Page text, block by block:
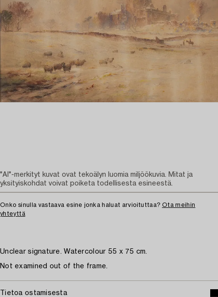
Onko sinulla vastaava esine jonka haluat arvioituttaa? Ota meihin
yhteyttä
Unclear signature. Watercolour 55 x 75 cm.
Not examined out of the frame.
Tietoa ostamisesta
"AI"-merkityt kuvat ovat tekoälyn luomia miljöökuvia. Mitat ja
yksityiskohdat voivat poiketa todellisesta esineestä.